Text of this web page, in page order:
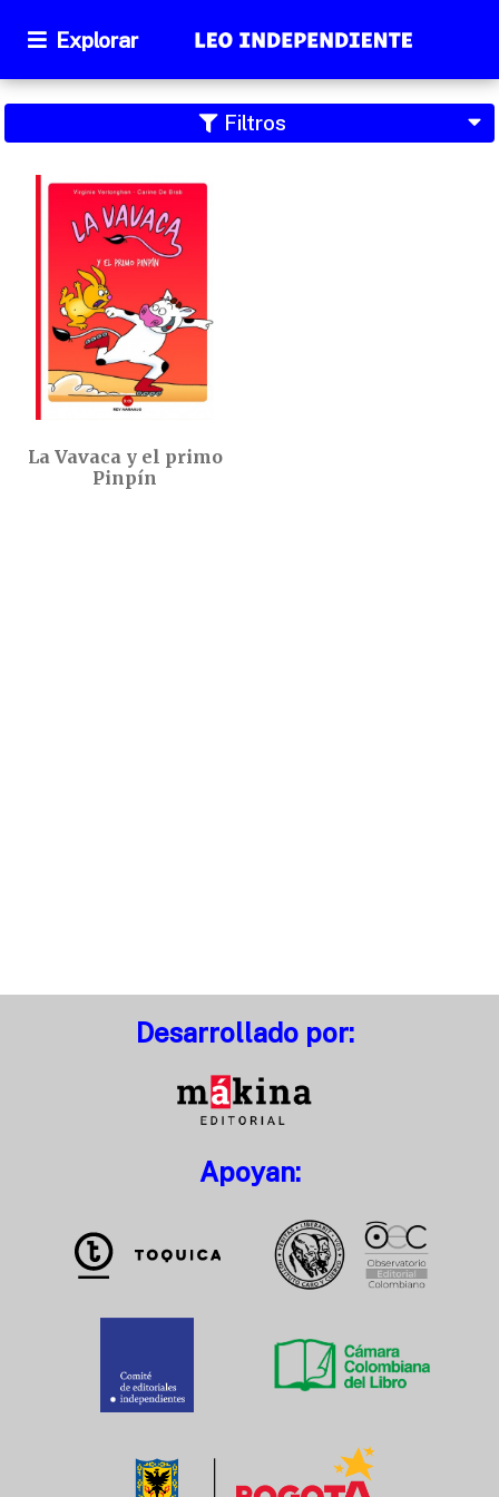
Explorar
Filtros
La Vavaca y el primo
Pinpín
Desarrollado por:
Apoyan: